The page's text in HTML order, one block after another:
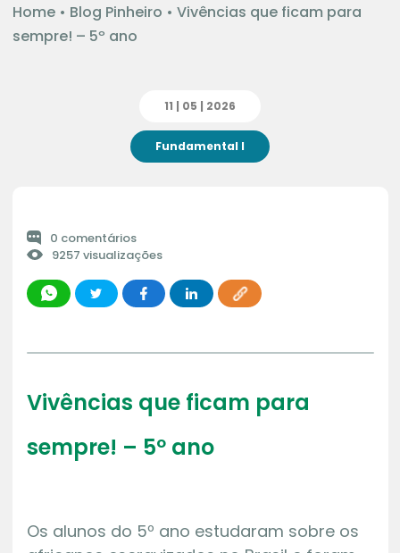
Home• Blog Pinheiro • Vivências que ficam para
sempre! – 5º ano
11 | 05 | 2026
Fundamental I
0 comentários
9257 visualizações
Vivências que ficam para
sempre! – 5º ano
Os alunos do 5º ano estudaram sobre os